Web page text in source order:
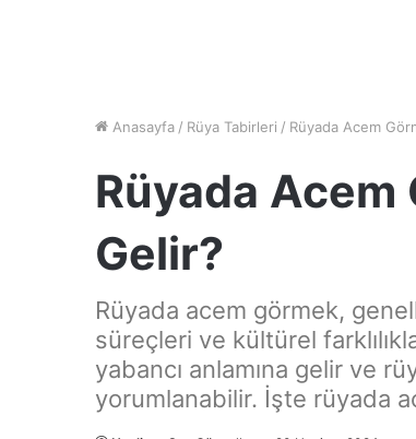
Anasayfa / Rüya Tabirleri / Rüyada Acem
Rüyada Acem
Gelir?
Rüyada acem görmek,
süreçleri ve kültürel
yabancı anlamına gelir ve
yorumlanabilir. İşte rüyada